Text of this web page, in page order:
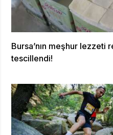
Bursa’nın meşhur lezzeti
tescillendi!